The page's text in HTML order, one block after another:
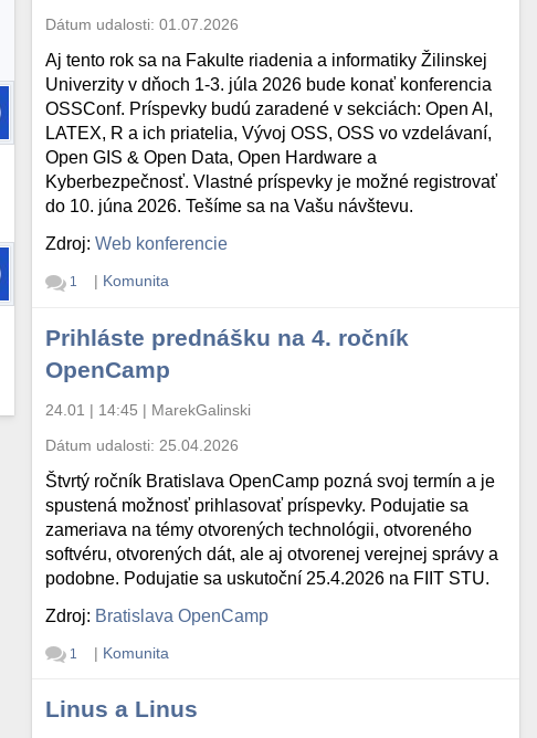
Dátum udalosti:01.07.2026
Aj tento rok sa na Fakulte riadenia a informatiky Žilinskej
Univerzity v dňoch 1-3. júla 2026 bude konať konferencia
OSSConf. Príspevky budú zaradené v sekciách: Open AI,
LATEX, R a ich priatelia, Vývoj OSS, OSS vo vzdelávaní,
Open GIS & Open Data, Open Hardware a
Kyberbezpečnosť. Vlastné príspevky je možné registrovať
do 10. júna 2026. Tešíme sa na Vašu návštevu.
Zdroj:Web konferencie
1 | Komunita
Prihláste prednášku na 4. ročník
OpenCamp
24.01 | 14:45 | MarekGalinski
Dátum udalosti: 25.04.2026
Štvrtý ročník Bratislava OpenCamp pozná svoj termín a je
spustená možnosť prihlasovať príspevky. Podujatie sa
zameriava na témy otvorených technológii, otvoreného
softvéru, otvorených dát, ale aj otvorenej verejnej správy a
podobne. Podujatie sa uskutoční 25.4.2026 na FIIT STU.
Zdroj: Bratislava OpenCamp
1 | Komunita
Linus a Linus